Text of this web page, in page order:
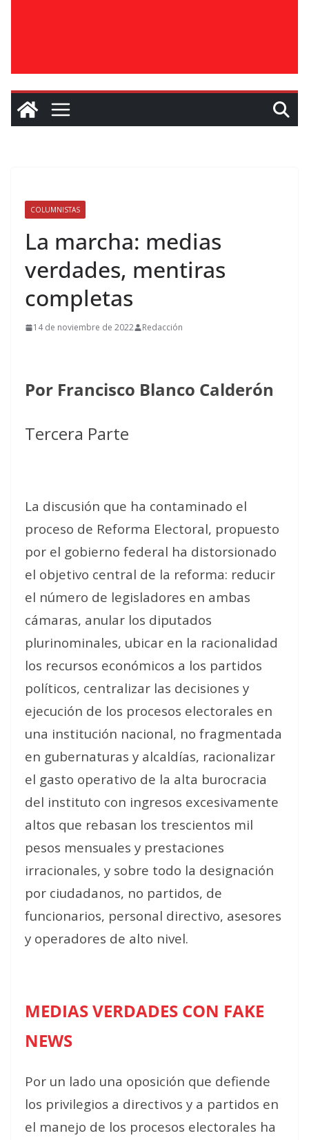
COLUMNISTAS
La marcha: medias
verdades, mentiras
completas
14 de noviembre de 2022 Redacción
Por Francisco Blanco Calderón
Tercera Parte
La discusión que ha contaminado el
proceso de Reforma Electoral, propuesto
por el gobierno federal ha distorsionado
el objetivo central de la reforma: reducir
el número de legisladores en ambas
cámaras, anular los diputados
plurinominales, ubicar en la racionalidad
los recursos económicos a los partidos
políticos, centralizar las decisiones y
ejecución de los procesos electorales en
una institución nacional, no fragmentada
en gubernaturas y alcaldías, racionalizar
el gasto operativo de la alta burocracia
del instituto con ingresos excesivamente
altos que rebasan los trescientos mil
pesos mensuales y prestaciones
irracionales, y sobre todo la designación
por ciudadanos, no partidos, de
funcionarios, personal directivo, asesores
y operadores de alto nivel.
MEDIAS VERDADES CON FAKE
NEWS
Por un lado una oposición que defiende
los privilegios a directivos y a partidos en
el manejo de los procesos electorales ha